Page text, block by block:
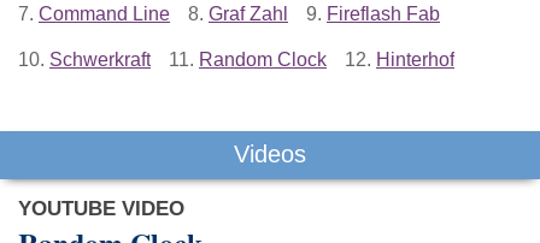
7. Command Line 8. Graf Zahl 9. Fireflash Fab
10. Schwerkraft 11. Random Clock 12. Hinterhof
Videos
YOUTUBE VIDEO